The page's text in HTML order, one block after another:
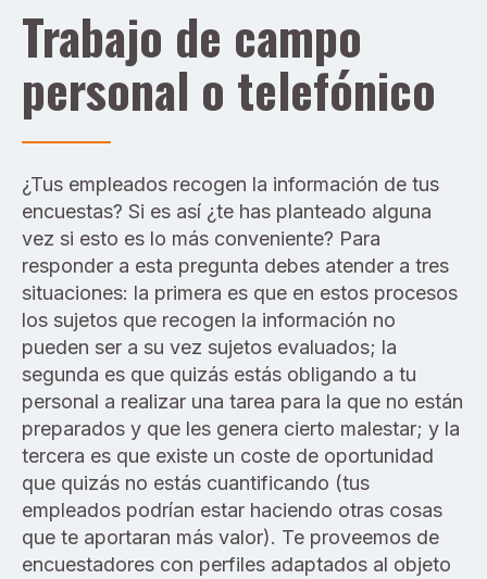
Trabajo de campo
personal o telefónico
¿Tus empleados recogen la información de tus
encuestas? Si es así ¿te has planteado alguna
vez si esto es lo más conveniente? Para
responder a esta pregunta debes atender a tres
situaciones: la primera es que en estos procesos
los sujetos que recogen la información no
pueden ser a su vez sujetos evaluados; la
segunda es que quizás estás obligando a tu
personal a realizar una tarea para la que no están
preparados y que les genera cierto malestar; y la
tercera es que existe un coste de oportunidad
que quizás no estás cuantificando (tus
empleados podrían estar haciendo otras cosas
que te aportaran más valor). Te proveemos de
encuestadores con perfiles adaptados al objeto